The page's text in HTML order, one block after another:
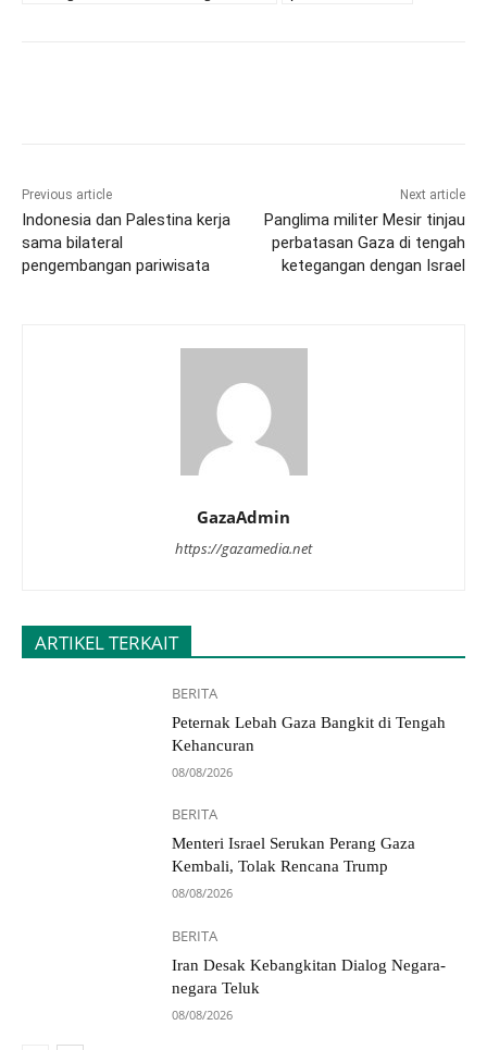
Previous article
Indonesia dan Palestina kerja
sama bilateral
pengembangan pariwisata
Next article
Panglima militer Mesir tinjau
perbatasan Gaza di tengah
ketegangan dengan Israel
GazaAdmin
https://gazamedia.net
ARTIKEL TERKAIT
BERITA
Peternak Lebah Gaza Bangkit di Tengah
Kehancuran
08/08/2026
BERITA
Menteri Israel Serukan Perang Gaza
Kembali, Tolak Rencana Trump
08/08/2026
BERITA
Iran Desak Kebangkitan Dialog Negara-
negara Teluk
08/08/2026